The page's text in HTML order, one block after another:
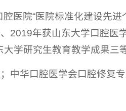
医院“医院标准化建设先
2019年获山东大学口腔
学研究生教育教学成果三
中华口腔医学会口腔修复